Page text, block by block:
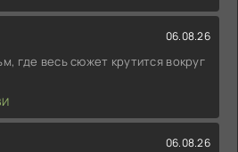
06.08.26
где весь сюжет крутится вокруг
06.08.26